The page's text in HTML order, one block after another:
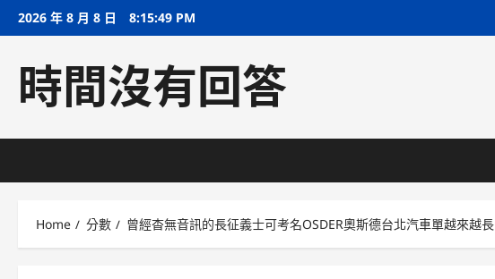
Skip2026 年 8 月 8 日 8:15:50 PM
時間沒有回答
Home 分數 曾經杳無音訊的長征義士可考名OSDER奧斯德台北汽車單越來越長